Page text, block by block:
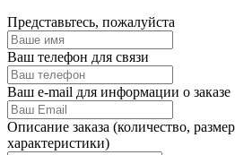
Представьтесь, пожалуйста
Ваш телефон для связи
Ваш e-mail для информации о заказе
Описание заказа (количество,
характеристики)